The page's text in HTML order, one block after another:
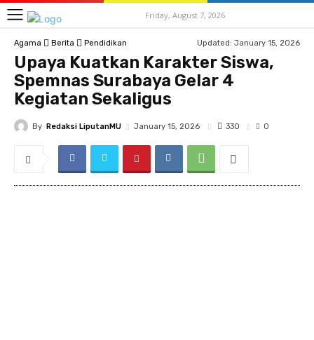
Friday, August 7, 2026
Agama Berita Pendidikan Updated: January 15, 2026
Upaya Kuatkan Karakter Siswa,
Spemnas Surabaya Gelar 4
Kegiatan Sekaligus
By Redaksi LiputanMU January 15, 2026 330 0